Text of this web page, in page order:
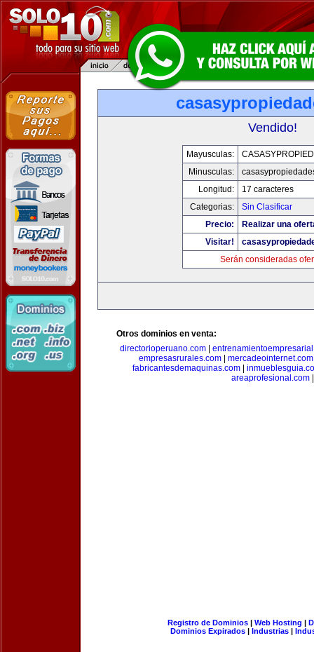
Vendido!
Mayusculas:
Minusculas:
Longitud:
17 caracteres
Categorias:
Sin Clasificar
Precio:
Realizar una
Visitar!
Serán consideradas
Otros dominios en venta:
directorioperuano.com|
empresasrurales.com
mercadeointernet.com
fabricantesdemaquinas.com|
areaprofesional.com
Registro de Dominios| Web Hosting |
Dominios Expirados | Industrias |